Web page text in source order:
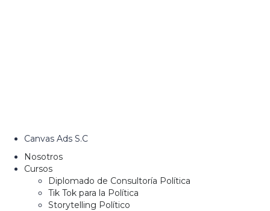
Canvas Ads S.C
Nosotros
Cursos
Diplomado de Consultoría Política
Tik Tok para la Política
Storytelling Político